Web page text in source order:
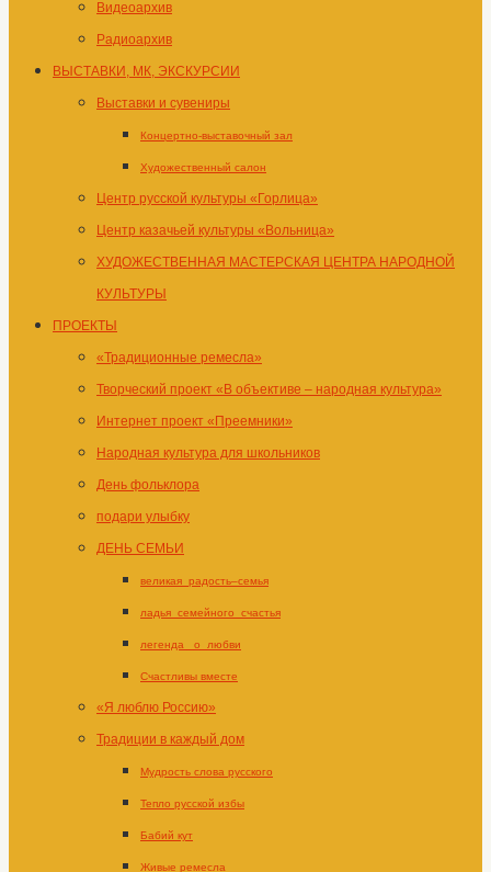
Видеоархив
Радиоархив
ВЫСТАВКИ, МК, ЭКСКУРСИИ
Выставки и сувениры
Концертно-выставочный зал
Художественный салон
Центр русской культуры «Горлица»
Центр казачьей культуры «Вольница»
ХУДОЖЕСТВЕННАЯ МАСТЕРСКАЯ ЦЕНТРА НАРОДНОЙ
КУЛЬТУРЫ
ПРОЕКТЫ
«Традиционные ремесла»
Творческий проект «В объективе – народная культура»
Интернет проект «Преемники»
Народная культура для школьников
День фольклора
подари улыбку
ДЕНЬ СЕМЬИ
великая_радость–семья
ладья_семейного_счастья
легенда _о_любви
Счастливы вместе
«Я люблю Россию»
Традиции в каждый дом
Мудрость слова русского
Тепло русской избы
Бабий кут
Живые ремесла